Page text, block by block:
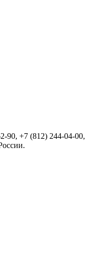
90, +7 (812) 244-04-00,